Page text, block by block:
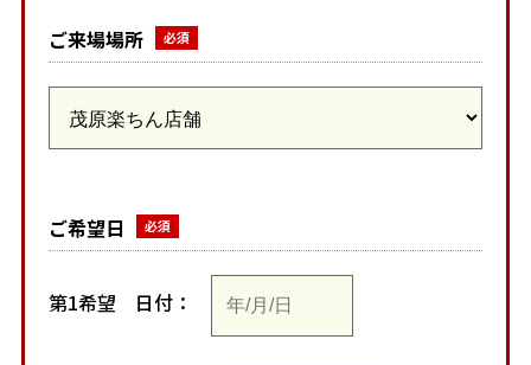
ご来場場所
ご希望日
第1希望 日付：